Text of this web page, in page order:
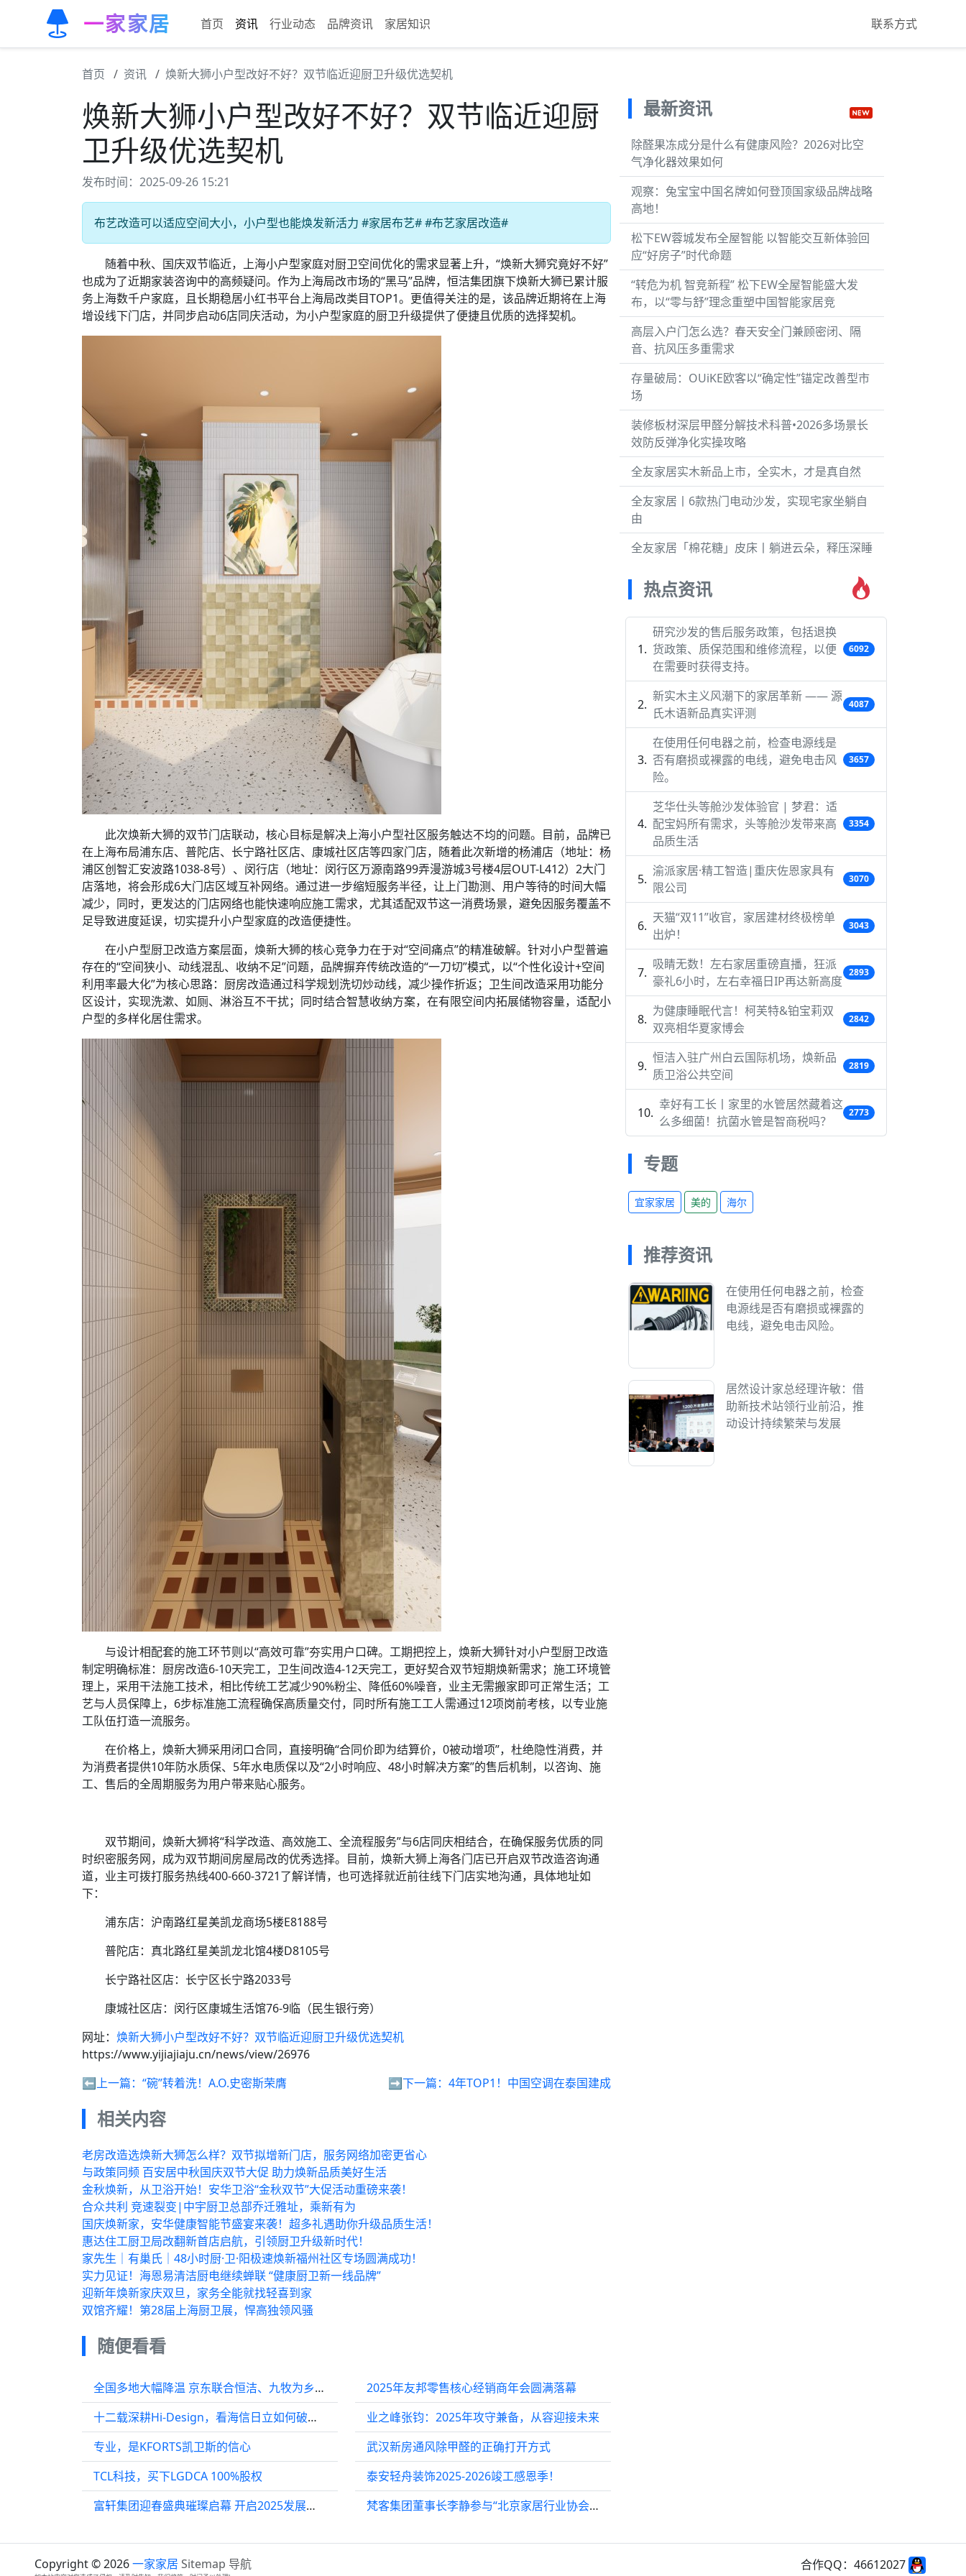
一家家居 首页 资讯 行业动态 品牌资讯 家居知识 联系方式
首页 资讯 焕新大狮小户型改好不好？双节临近迎厨卫升级优选契机
焕新大狮小户型改好不好？双节临近迎厨
卫升级优选契机
发布时间：2025-09-26 15:21
布艺改造可以适应空间大小，小户型也能焕发新活力 #家居布艺# #布艺家居改造#
随着中秋、国庆双节临近，上海小户型家庭对厨卫空间优化的需求显著上升，“焕新大狮究竟好不好”
也成为了近期家装咨询中的高频疑问。作为上海局改市场的“黑马”品牌，恒洁集团旗下焕新大狮已累计服
务上海数千户家庭，且长期稳居小红书平台上海局改类目TOP1。更值得关注的是，该品牌近期将在上海
增设线下门店，并同步启动6店同庆活动，为小户型家庭的厨卫升级提供了便捷且优质的选择契机。
此次焕新大狮的双节门店联动，核心目标是解决上海小户型社区服务触达不均的问题。目前，品牌已
在上海布局浦东店、普陀店、长宁路社区店、康城社区店等四家门店，随着此次新增的杨浦店（地址：杨
浦区创智汇安波路1038-8号）、闵行店（地址：闵行区万源南路99弄漫游城3号楼4层OUT-L412）2大门
店落地，将会形成6大门店区域互补网络。通过进一步缩短服务半径，让上门勘测、用户等待的时间大幅
减少，同时，更发达的门店网络也能快速响应施工需求，尤其适配双节这一消费场景，避免因服务覆盖不
足导致进度延误，切实提升小户型家庭的改造便捷性。
在小户型厨卫改造方案层面，焕新大狮的核心竞争力在于对“空间痛点”的精准破解。针对小户型普遍
存在的“空间狭小、动线混乱、收纳不足”问题，品牌摒弃传统改造的“一刀切”模式，以“个性化设计+空间
利用率最大化”为核心思路：厨房改造通过科学规划洗切炒动线，减少操作折返；卫生间改造采用功能分
区设计，实现洗漱、如厕、淋浴互不干扰；同时结合智慧收纳方案，在有限空间内拓展储物容量，适配小
户型的多样化居住需求。
与设计相配套的施工环节则以“高效可靠”夯实用户口碑。工期把控上，焕新大狮针对小户型厨卫改造
制定明确标准：厨房改造6-10天完工，卫生间改造4-12天完工，更好契合双节短期焕新需求；施工环境管
理上，采用干法施工技术，相比传统工艺减少90%粉尘、降低60%噪音，业主无需搬家即可正常生活；工
艺与人员保障上，6步标准施工流程确保高质量交付，同时所有施工工人需通过12项岗前考核，以专业施
工队伍打造一流服务。
在价格上，焕新大狮采用闭口合同，直接明确“合同价即为结算价，0被动增项”，杜绝隐性消费，并
为消费者提供10年防水质保、5年水电质保以及“2小时响应、48小时解决方案”的售后机制，以咨询、施
工、售后的全周期服务为用户带来贴心服务。
双节期间，焕新大狮将“科学改造、高效施工、全流程服务”与6店同庆相结合，在确保服务优质的同
时织密服务网，成为双节期间房屋局改的优秀选择。目前，焕新大狮上海各门店已开启双节改造咨询通
道，业主可拨打服务热线400-660-3721了解详情，也可选择就近前往线下门店实地沟通，具体地址如
下：
浦东店：沪南路红星美凯龙商场5楼E8188号
普陀店：真北路红星美凯龙北馆4楼D8105号
长宁路社区店：长宁区长宁路2033号
康城社区店：闵行区康城生活馆76-9临（民生银行旁）
网址： 焕新大狮小户型改好不好？双节临近迎厨卫升级优选契机
https://www.yijiajiaju.cn/news/view/26976
⬅️上一篇： “碗”转着洗！A.O.史密斯荣膺 ➡️下一篇： 4年TOP1！中国空调在泰国建成
相关内容
老房改造选焕新大狮怎么样？双节拟增新门店，服务网络加密更省心
与政策同频 百安居中秋国庆双节大促 助力焕新品质美好生活
金秋焕新，从卫浴开始！安华卫浴“金秋双节”大促活动重磅来袭！
合众共利 竞速裂变|中宇厨卫总部乔迁雅址，乘新有为
国庆焕新家，安华健康智能节盛宴来袭！超多礼遇助你升级品质生活！
惠达住工厨卫局改翻新首店启航，引领厨卫升级新时代！
家先生｜有巢氏｜48小时厨·卫·阳极速焕新福州社区专场圆满成功！
实力见证！海恩易清洁厨电继续蝉联 “健康厨卫新一线品牌”
迎新年焕新家庆双旦，家务全能就找轻喜到家
双馆齐耀！第28届上海厨卫展，悍高独领风骚
随便看看
全国多地大幅降温 京东联合恒洁、九牧为乡村送淋浴花洒过温暖年
十二载深耕Hi-Design，看海信日立如何破解发展命题
专业，是KFORTS凯卫斯的信心
TCL科技，买下LGDCA 100%股权
富轩集团迎春盛典璀璨启幕 开启2025发展新纪元
2025年友邦零售核心经销商年会圆满落幕
业之峰张钧：2025年攻守兼备，从容迎接未来
武汉新房通风除甲醛的正确打开方式
泰安轻舟装饰2025-2026竣工感恩季！
梵客集团董事长李静参与“北京家居行业协会2024年会” ：2025年如何把握发展新脉络？
最新资讯
除醛果冻成分是什么有健康风险？2026对比空
气净化器效果如何
观察：兔宝宝中国名牌如何登顶国家级品牌战略
高地！
松下EW蓉城发布全屋智能 以智能交互新体验回
应“好房子”时代命题
“转危为机 智竞新程” 松下EW全屋智能盛大发
布，以“零与舒”理念重塑中国智能家居竞
高层入户门怎么选？春天安全门兼顾密闭、隔
音、抗风压多重需求
存量破局：OUiKE欧客以“确定性”锚定改善型市
场
装修板材深层甲醛分解技术科普•2026多场景长
效防反弹净化实操攻略
全友家居实木新品上市，全实木，才是真自然
全友家居丨6款热门电动沙发，实现宅家坐躺自
由
全友家居「棉花糖」皮床丨躺进云朵，释压深睡
热点资讯
研究沙发的售后服务政策，包括退换
货政策、质保范围和维修流程，以便
在需要时获得支持。
6092
新实木主义风潮下的家居革新 —— 源
氏木语新品真实评测
4087
在使用任何电器之前，检查电源线是
否有磨损或裸露的电线，避免电击风
险。
3657
芝华仕头等舱沙发体验官 | 梦君：适
配宝妈所有需求，头等舱沙发带来高
品质生活
3354
渝派家居·精工智造|重庆佐恩家具有
限公司
3070
天猫“双11”收官，家居建材终极榜单
出炉！
3043
吸睛无数！左右家居重磅直播，狂派
豪礼6小时，左右幸福日IP再达新高度
2893
为健康睡眠代言！柯芙特&铂宝莉双
双亮相华夏家博会
2842
恒洁入驻广州白云国际机场，焕新品
质卫浴公共空间
2819
幸好有工长丨家里的水管居然藏着这
么多细菌！抗菌水管是智商税吗？
2773
专题
宜家家居 美的 海尔
推荐资讯
在使用任何电器之前，检查
电源线是否有磨损或裸露的
电线，避免电击风险。
居然设计家总经理许敏：借
助新技术站领行业前沿，推
动设计持续繁荣与发展
Copyright © 2026一家家居 Sitemap 导航 合作QQ：46612027